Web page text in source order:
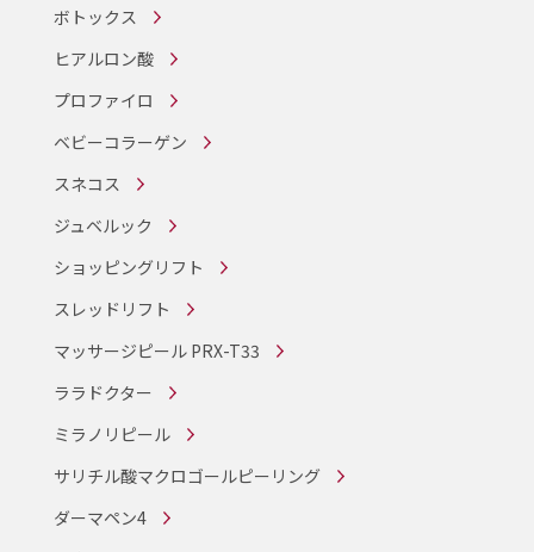
ボトックス
ヒアルロン酸
プロファイロ
ベビーコラーゲン
スネコス
ジュベルック
ショッピングリフト
スレッドリフト
マッサージピール PRX-T33
ララドクター
ミラノリピール
サリチル酸マクロゴールピーリング
ダーマペン4